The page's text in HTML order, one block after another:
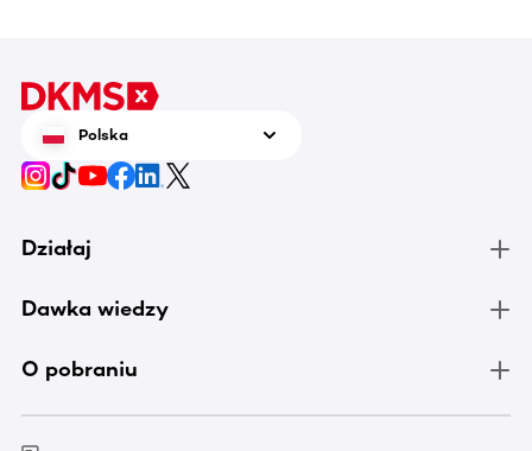
Polska
Działaj
Dawka wiedzy
O pobraniu